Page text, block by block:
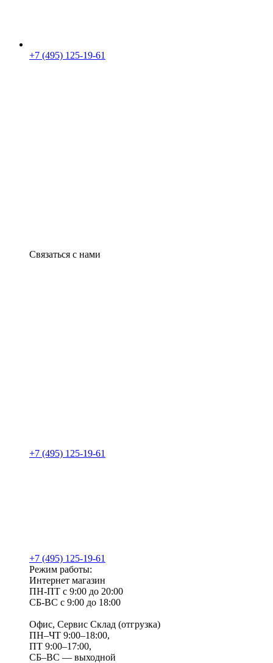
+7 (495) 125-19-61
Связаться с нами
+7 (495) 125-19-61
+7 (495) 125-19-61
Режим работы:
Интернет магазин
ПН-ПТ с 9:00 до 20:00
СБ-ВС с 9:00 до 18:00
Офис, Сервис Склад (отгрузка)
ПН–ЧТ 9:00–18:00,
ПТ 9:00–17:00,
СБ–ВС — выходной